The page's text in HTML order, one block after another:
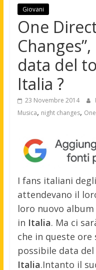
Giovani
One
data del
Italia ?
23 Novembre 2014
Musica, night changes,
I fans italiani degli
attendevano il
loro nuovo
in Italia. Ma ci
che in queste
possibile data del
Italia.Intanto il